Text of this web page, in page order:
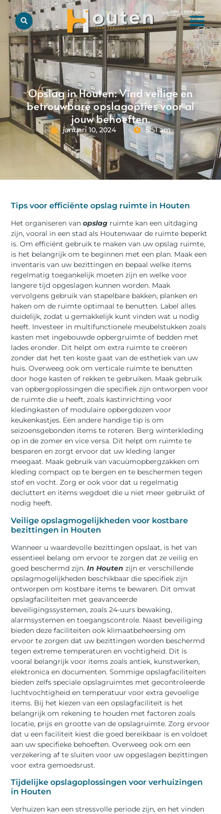
Opslag in Houten: Vind veilige en
betrouwbare opslagopties voor al
jouw behoeften.
januari 10, 2024 5:51 am
Tips voor efficiënte opslag ruimte in Houten
Het organiseren vanopslag ruimte kan een uitdaging
zijn, vooral in een stad als Houtenwaar de ruimte beperkt
is. Om efficiënt gebruik te maken van uw opslag ruimte,
is het belangrijk om te beginnen met een plan. Maak een
inventaris van uw bezittingen en bepaal welke items
regelmatig toegankelijk moeten zijn en welke voor
langere tijd opgeslagen kunnen worden. Maak
vervolgens gebruik van stapelbare bakken, planken en
haken om de ruimte optimaal te benutten. Label alles
duidelijk, zodat u gemakkelijk kunt vinden wat u nodig
heeft. Investeer in multifunctionele meubelstukken zoals
kasten met ingebouwde opbergruimte of bedden met
lades eronder. Dit helpt om extra ruimte te creëren
zonder dat het ten koste gaat van de esthetiek van uw
huis. Overweeg ook om verticale ruimte te benutten
door hoge kasten of rekken te gebruiken. Maak gebruik
van opbergoplossingen die specifiek zijn ontworpen voor
de ruimte die u heeft, zoals kastinrichting voor
kledingkasten of modulaire opbergdozen voor
keukenkastjes. Een andere handige tip is om
seizoensgebonden items te roteren. Berg winterkleding
op in de zomer en vice versa. Dit helpt om ruimte te
besparen en zorgt ervoor dat uw kleding langer
meegaat. Maak gebruik van vacuümopbergzakken om
kleding compact op te bergen en te beschermen tegen
stof en vocht. Zorg er ook voor dat u regelmatig
decluttert en items wegdoet die u niet meer gebruikt of
nodig heeft.
Veilige opslagmogelijkheden voor kostbare
bezittingen in Houten
Wanneer u waardevolle bezittingen opslaat, is het van
essentieel belang om ervoor te zorgen dat ze veilig en
goed beschermd zijn.In Houten zijn er verschillende
opslagmogelijkheden beschikbaar die specifiek zijn
ontworpen om kostbare items te bewaren. Dit omvat
opslagfaciliteiten met geavanceerde
beveiligingssystemen, zoals 24-uurs bewaking,
alarmsystemen en toegangscontrole. Naast beveiliging
bieden deze faciliteiten ook klimaatbeheersing om
ervoor te zorgen dat uw bezittingen worden beschermd
tegen extreme temperaturen en vochtigheid. Dit is
vooral belangrijk voor items zoals antiek, kunstwerken,
elektronica en documenten. Sommige opslagfaciliteiten
bieden zelfs speciale opslagruimtes met gecontroleerde
luchtvochtigheid en temperatuur voor extra gevoelige
items. Bij het kiezen van een opslagfaciliteit is het
belangrijk om rekening te houden met factoren zoals
locatie, prijs en grootte van de opslagruimte. Zorg ervoor
dat u een faciliteit kiest die goed bereikbaar is en voldoet
aan uw specifieke behoeften. Overweeg ook om een
verzekering af te sluiten voor uw opgeslagen bezittingen
voor extra gemoedsrust.
Tijdelijke opslagoplossingen voor verhuizingen
in Houten
Verhuizen kan een stressvolle periode zijn, en het vinden